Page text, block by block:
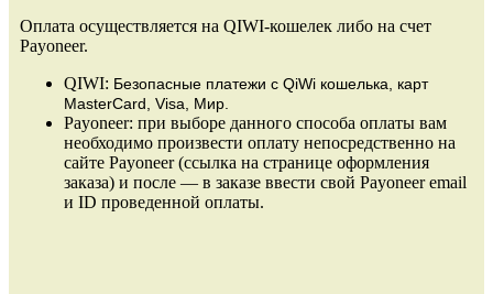
Оплата осуществляется на QIWI-кошелек либо на счет
Payoneer.
QIWI: Безопасные платежи с QiWi кошелька, карт
MasterCard, Visa, Мир.
Payoneer: при выборе данного способа оплаты вам
необходимо произвести оплату непосредственно на
сайте Payoneer (ссылка на странице оформления
заказа) и после — в заказе ввести свой Payoneer email
и ID проведенной оплаты.